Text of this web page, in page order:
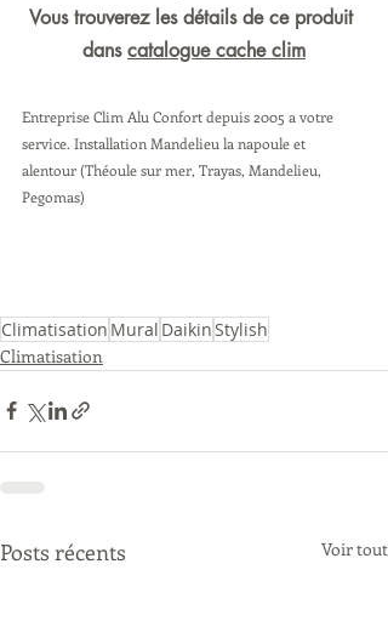
Vous trouverez les détails de ce produit
dans catalogue cache clim
Entreprise Clim Alu Confort depuis 2005 a votre
service. Installation Mandelieu la napoule et
alentour (Théoule sur mer, Trayas, Mandelieu,
Pegomas)
Climatisation Mural DaikinStylish
Climatisation
Posts récents Voir tout